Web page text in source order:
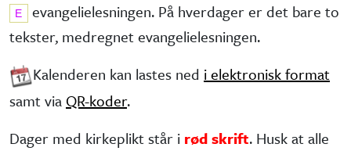
E
evangelie­lesningen. På hverdager er det bare to
tekster, medregnet evangelielesningen.
Kalenderen kan lastes ned i elektronisk format
samt via QR-koder.
Dager med kirkeplikt står i rød skrift. Husk at alle